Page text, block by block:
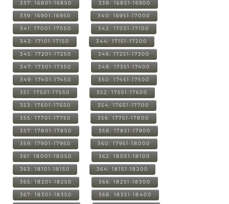
337: 16801-16850 338: 16851-16900
339: 16901-16950 340: 16951-17000
341: 17001-17050 342: 17051-17100
343: 17101-17150 344: 17151-17200
345: 17201-17250 346: 17251-17300
347: 17301-17350 348: 17351-17400
349: 17401-17450 350: 17451-17500
351: 17501-17550 352: 17551-17600
353: 17601-17650 354: 17651-17700
355: 17701-17750 356: 17751-17800
357: 17801-17850 358: 17851-17900
359: 17901-17950 360: 17951-18000
361: 18001-18050 362: 18051-18100
363: 18101-18150 364: 18151-18200
365: 18201-18250 366: 18251-18300
367: 18301-18350 368: 18351-18400